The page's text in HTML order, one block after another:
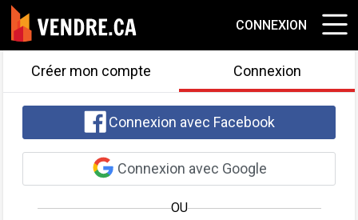
CONNEXION
Créer mon compte Connexion
Connexion avec Facebook
Connexion avec Google
OU